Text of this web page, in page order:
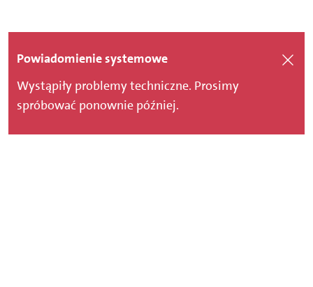
Powiadomienie systemowe
Wystąpiły problemy techniczne. Prosimy
spróbować ponownie później.